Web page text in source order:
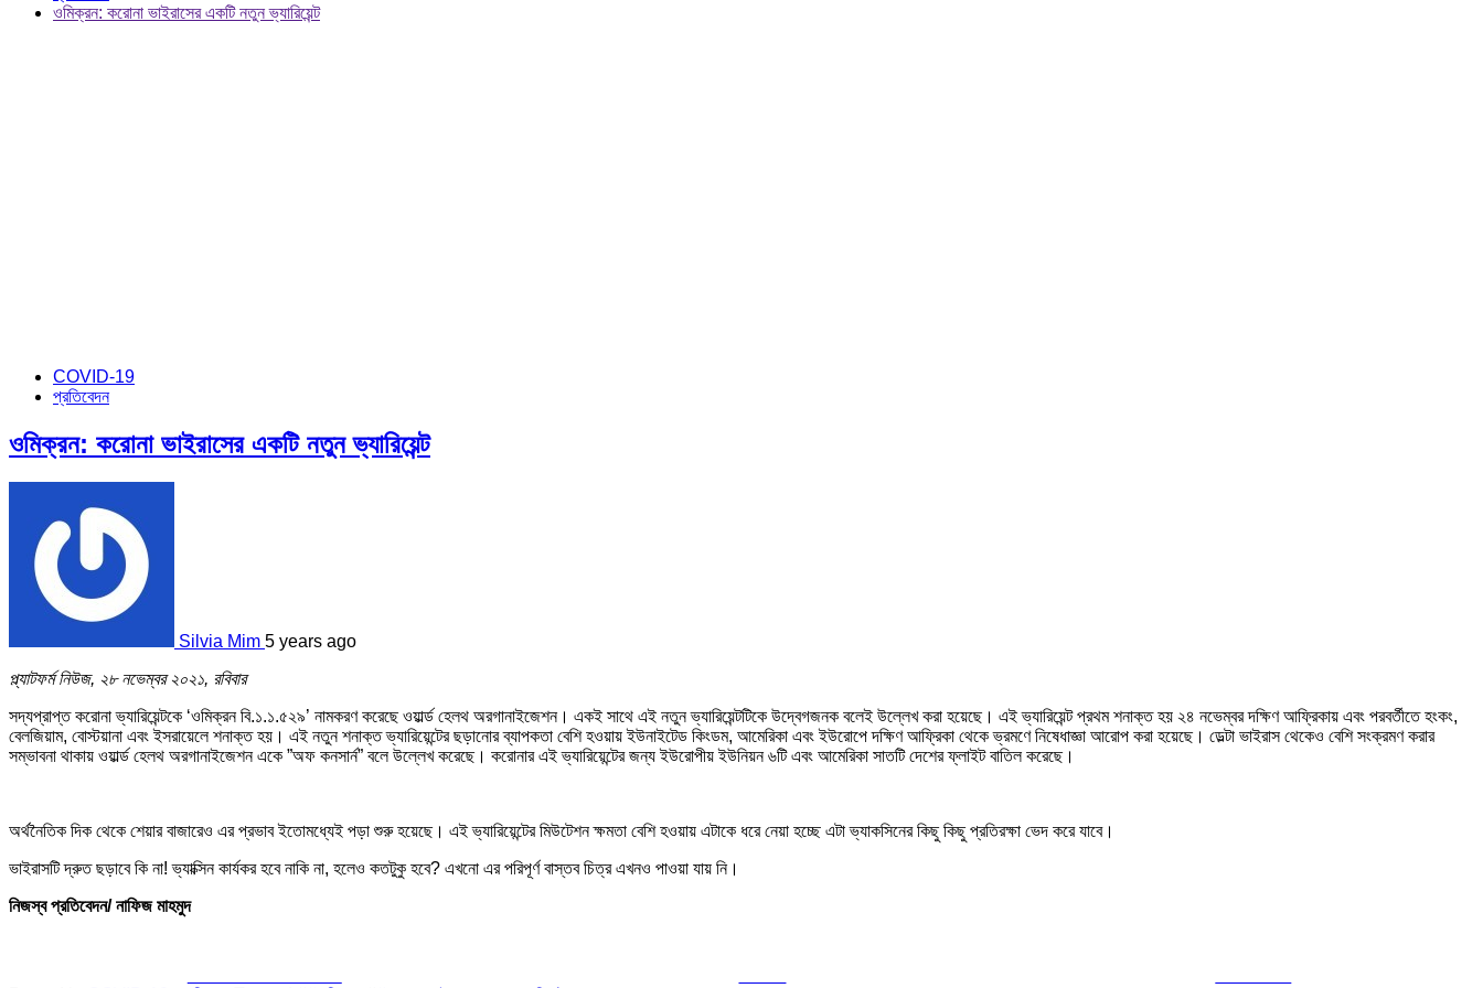
ওমিক্রন: করোনা ভাইরাসের একটি নতুন ভ্যারিয়েন্ট
COVID-19
প্রতিবেদন
ওমিক্রন: করোনা ভাইরাসের একটি নতুন ভ্যারিয়েন্ট
Silvia Mim 5 years ago
প্ল্যাটফর্ম নিউজ, ২৮ নভেম্বর ২০২১, রবিবার
সদ্যপ্রাপ্ত করোনা ভ্যারিয়েন্টকে ‘ওমিক্রন বি.১.১.৫২৯’ নামকরণ করেছে ওয়ার্ল্ড হেলথ অরগানাইজেশন। একই সাথে এই নতুন ভ্যারিয়েন্টটিকে উদ্বেগজনক বলেই উল্লেখ করা হয়েছে। এই ভ্যারিয়েন্ট প্রথম শনাক্ত হয় ২৪ নভেম্বর দক্ষিণ আফ্রিকায় এবং পরবর্তীতে হংকং,
বেলজিয়াম, বোস্টয়ানা এবং ইসরায়েলে শনাক্ত হয়। এই নতুন শনাক্ত ভ্যারিয়েন্টের ছড়ানোর ব্যাপকতা বেশি হওয়ায় ইউনাইটেড কিংডম, আমেরিকা এবং ইউরোপে দক্ষিণ আফ্রিকা থেকে ভ্রমণে নিষেধাজ্ঞা আরোপ করা হয়েছে। ডেল্টা ভাইরাস থেকেও বেশি সংক্রমণ করার
সম্ভাবনা থাকায় ওয়ার্ল্ড হেলথ অরগানাইজেশন একে ”অফ কনসার্ন” বলে উল্লেখ করেছে। করোনার এই ভ্যারিয়েন্টের জন্য ইউরোপীয় ইউনিয়ন ৬টি এবং আমেরিকা সাতটি দেশের ফ্লাইট বাতিল করেছে।
অর্থনৈতিক দিক থেকে শেয়ার বাজারেও এর প্রভাব ইতোমধ্যেই পড়া শুরু হয়েছে। এই ভ্যারিয়েন্টের মিউটেশন ক্ষমতা বেশি হওয়ায় এটাকে ধরে নেয়া হচ্ছে এটা ভ্যাকসিনের কিছু কিছু প্রতিরক্ষা ভেদ করে যাবে।
ভাইরাসটি দ্রুত ছড়াবে কি না! ভ্যাক্সিন কার্যকর হবে নাকি না, হলেও কতটুকু হবে? এখনো এর পরিপূর্ণ বাস্তব চিত্র এখনও পাওয়া যায় নি।
নিজস্ব প্রতিবেদন/ নাফিজ মাহমুদ